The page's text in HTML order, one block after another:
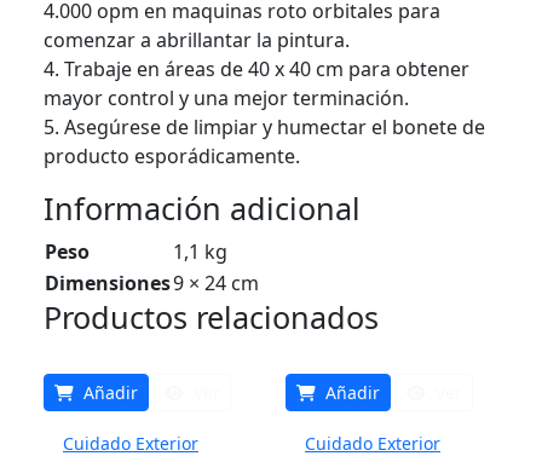
4.000 opm en maquinas roto orbitales para
comenzar a abrillantar la pintura.
4. Trabaje en áreas de 40 x 40 cm para obtener
mayor control y una mejor terminación.
5. Asegúrese de limpiar y humectar el bonete de
producto esporádicamente.
Información adicional
Peso
1,1 kg
Dimensiones9 × 24 cm
Productos relacionados
Añadir
Cuidado Exterior
Añadir
Cuidado Exterior